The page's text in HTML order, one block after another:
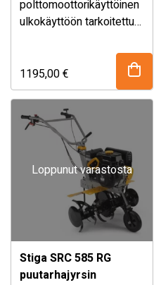
polttomoottorikäyttöinen
ulkokäyttöön tarkoitettu
helppokäyttöinen
ulkokäyttöön tarkoitettu
harjalaite tehokkaalla 212
cc polttomoottorilla.
Nailonharjan voi säätää
kolmeen eri työkulmaan
(15° vasemmalle, 0° ja
15° oikealle), ja sen
työleveys on 80 cm.
SWS 800 G on
ihanteellinen lumen,
lehtien, ruohojätteen ja
muiden roskien
1195,00€
Loppunut varastosta
Stiga SRC 585 RG
puutarhajyrsin